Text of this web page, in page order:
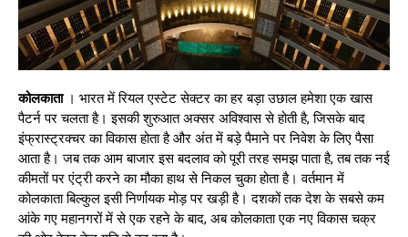
कोलकाता। भारत में रियल एस्टेट सेक्टर का हर बड़ा उछाल हमेशा एक खास
पैटर्न पर चलता है। इसकी शुरुआत अक्सर अविश्वास से होती है, जिसके बाद
इंफ्रास्ट्रक्चर का विकास होता है और अंत में बड़े पैमाने पर निवेश के लिए पैसा
आता है। जब तक आम बाजार इस बदलाव को पूरी तरह समझ पाता है, तब तक नई
कीमतों पर एंट्री करने का मौका हाथ से निकल चुका होता है। वर्तमान में
कोलकाता बिल्कुल इसी निर्णायक मोड़ पर खड़ी है। दशकों तक देश के सबसे कम
आंके गए महानगरों में से एक रहने के बाद, अब कोलकाता एक नए विकास चक्र